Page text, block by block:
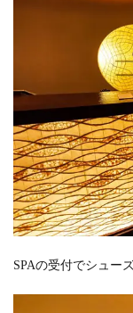
SPAの受付でシュー